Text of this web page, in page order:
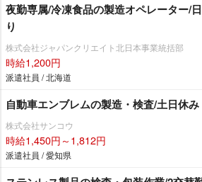
夜勤専属/冷凍食品の製造オペレーター/
り
株式会社ジャパンクリエイト北日本事業統括部
時給1,200円
派遣社員 / 北海道
自動車エンブレムの製造・検査/土日休み
株式会社サンコウ
時給1,450円～1,812円
派遣社員 / 愛知県